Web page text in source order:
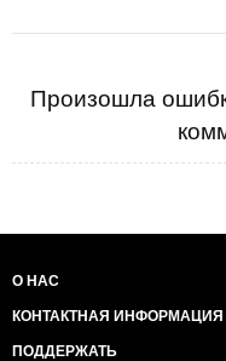
Произошла
О НАС
КОНТАКТНАЯ ИНФОРМАЦИЯ
ПОДДЕРЖАТЬ